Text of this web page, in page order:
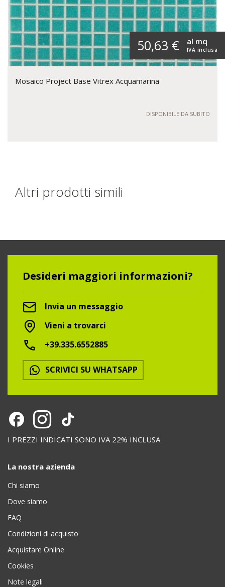
50,63 € IVA inclusa
al mq
Mosaico Project Base Vitrex Acquamarina
DISPONIBILE DA SUBITO
Altri prodotti simili
Desideri maggiori informazioni?
Invia un messaggio
Vieni a trovarci
+39.335.6552885
SCRIVICI SU WHATSAPP
I PREZZI INDICATI SONO IVA 22% INCLUSA
La nostra azienda
Chi siamo
Dove siamo
FAQ
Condizioni di acquisto
Acquistare Online
Cookies
Note legali